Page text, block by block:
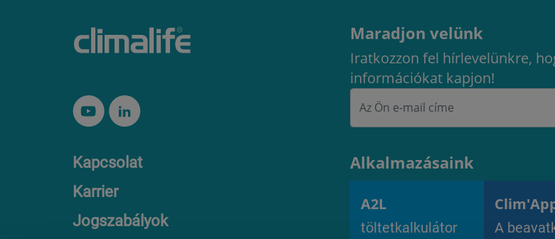
Kapcsolat
Karrier
Jogszabályok
Maradjon velünk
Iratkozzon fel hírlevelünkre,
információkat kapjon!
Alkalmazásaink
A2L
töltetkalkulátor
A